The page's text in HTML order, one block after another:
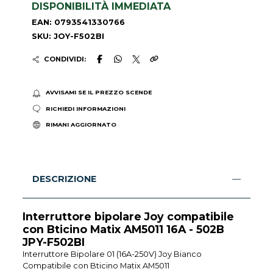
DISPONIBILITÀ IMMEDIATA
EAN: 0793541330766
SKU: JOY-F502BI
CONDIVIDI:
AVVISAMI SE IL PREZZO SCENDE
RICHIEDI INFORMAZIONI
RIMANI AGGIORNATO
DESCRIZIONE
Interruttore bipolare Joy compatibile
con Bticino Matix AM5011 16A - 502B
JPY-F502BI
Interruttore Bipolare 01 (16A-250V) Joy Bianco
Compatibile con Bticino Matix AM5011